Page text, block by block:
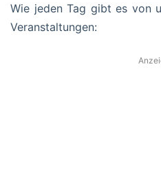
Wie jeden Tag gibt es von
Veranstaltungen: